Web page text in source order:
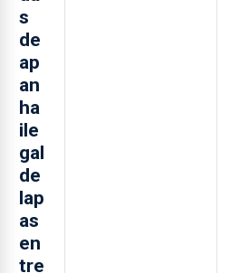
s
de
ap
an
ha
ile
gal
de
lap
as
en
tre